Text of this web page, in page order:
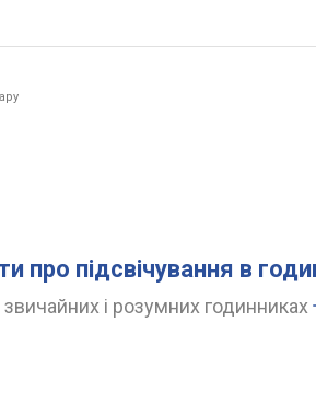
про підсвічування в
і розумних годинниках